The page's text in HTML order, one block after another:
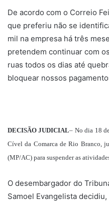
De acordo com o Correio
que preferiu não se
mil na empresa há três
pretendem continuar com
ruas todos os dias até
bloquear nossos
DECISÃO JUDICIAL– No dia 18
Cível da Comarca de Rio Branco,
(MP/AC) para suspender as
O desembargador do
Samoel Evangelista